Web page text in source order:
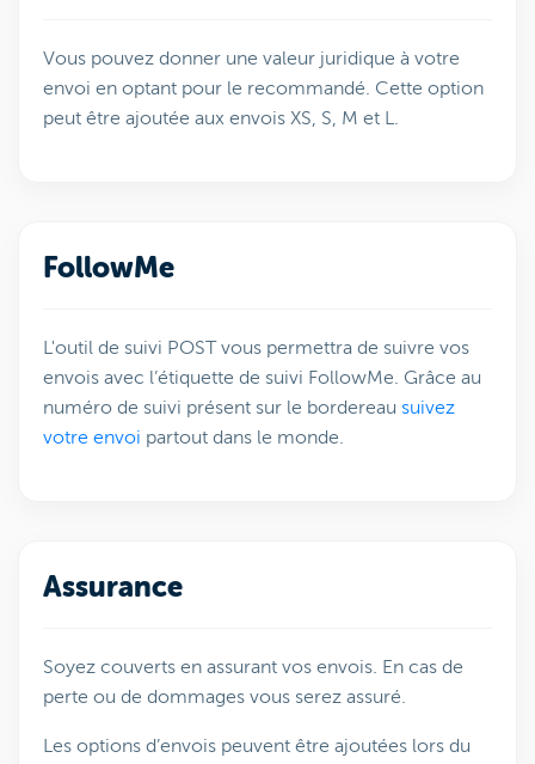
Vous pouvez donner une valeur juridique à votre
envoi en optant pour le recommandé. Cette option
peut être ajoutée aux envois XS, S, M et L.
FollowMe
L'outil de suivi POST vous permettra de suivre vos
envois avec l’étiquette de suivi FollowMe. Grâce au
numéro de suivi présent sur le bordereau suivez
votre envoi partout dans le monde.
Assurance
Soyez couverts en assurant vos envois. En cas de
perte ou de dommages vous serez assuré.
Les options d’envois peuvent être ajoutées lors du